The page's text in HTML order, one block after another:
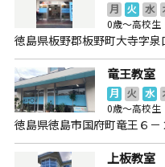
月 火 水
0歳～高校生
徳島県板野郡板野町大寺字
竜王教室
月 火 水
0歳～高校生
徳島県徳島市国府町竜王６－
上板教室